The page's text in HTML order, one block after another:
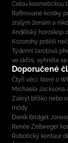
Celou kosmetickou
Rafinované kostky
zralým ženám a
Andělský horoskop
Kozorohy potěší
Týdenní tarotová
ve skříni, vyhněte
Doporučené
Čtyři věci, které o
Michaela Jacksona
Zakrýt bříško nebo
módy
Deník Bridget
Renée Zellweger
Robotický kentaur